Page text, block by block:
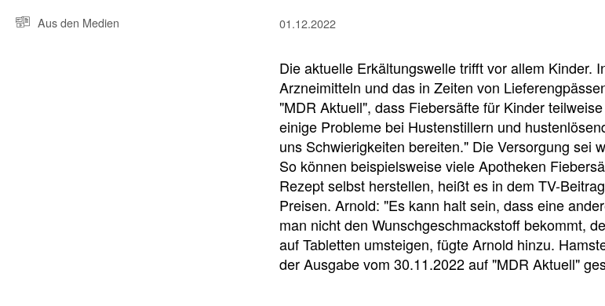
Suche
Aus den Medien 01.12.2022
Die aktuelle Erkältungswelle trifft vor allem Kinder.
Arzneimitteln und das in Zeiten von
"MDR Aktuell", dass Fiebersäfte für Kinder
einige Probleme bei Hustenstillern und
uns Schwierigkeiten bereiten." Die Versorgung sei
So können beispielsweise viele Apotheken
Rezept selbst herstellen, heißt es in dem TV-
Preisen. Arnold: "Es kann halt sein, dass eine
man nicht den Wunschgeschmackstoff bekommt,
auf Tabletten umsteigen, fügte Arnold hinzu.
der Ausgabe vom 30.11.2022 auf "MDR Aktuell"
n
e
l
l
z
u
t
e
t
e
i
l
h
e